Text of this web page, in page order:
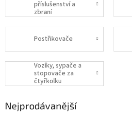
příslušenství a
zbraní
Postřikovače
Vozíky, sypače a
stopovače za
čtyřkolku
Nejprodávanější